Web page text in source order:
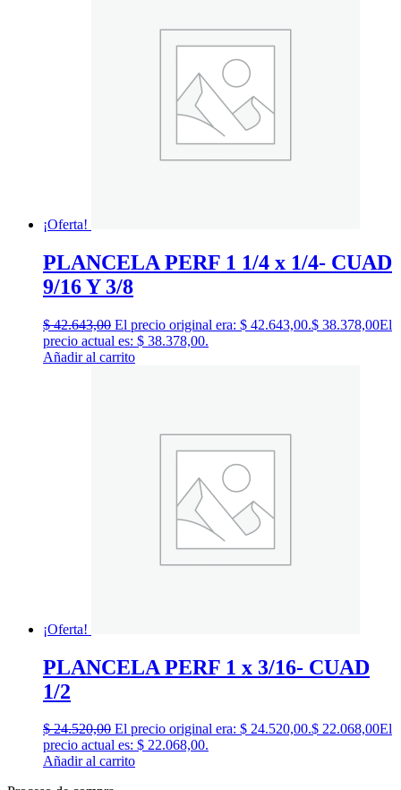
¡Oferta!
PLANCELA PERF 1 1/4 x 1/4- CUAD
9/16 Y 3/8
$42.643,00 El precio original era: $ 42.643,00.$ 38.378,00El
precio actual es: $ 38.378,00.
Añadir al carrito
¡Oferta!
PLANCELA PERF 1 x 3/16- CUAD
1/2
$24.520,00 El precio original era: $ 24.520,00.$ 22.068,00El
precio actual es: $ 22.068,00.
Añadir al carrito